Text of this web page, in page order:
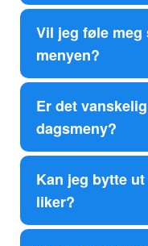
Vil jeg føle
menyen?
Er det
dagsmeny?
Kan jeg bytte
liker?